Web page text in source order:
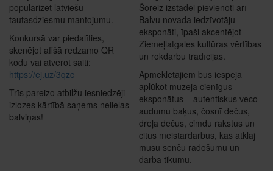
popularizēt latviešu
tautasdziesmu mantojumu.
Konkursā var piedalīties,
skenējot afišā redzamo QR
kodu vai atverot saiti:
https://ej.uz/3qzc
Trīs pareizo atbilžu iesniedzēji
izlozes kārtībā saņems nelielas
balviņas!
Šoreiz izstādei pievienoti arī
Balvu novada iedzīvotāju
eksponāti, īpaši akcentējot
Ziemeļlatgales kultūras vērtības
un rokdarbu tradīcijas.
Apmeklētājiem būs iespēja
aplūkot muzeja cienīgus
eksponātus – autentiskus veco
audumu baķus, čosnī dečus,
dreļa dečus, cimdu rakstus un
citus meistardarbus, kas atklāj
mūsu senču radošumu un
darba tikumu.